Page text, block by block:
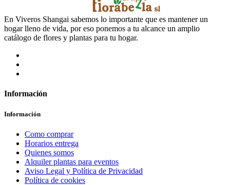
En Viveros Shangai sabemos lo importante que es mantener un
hogar lleno de vida, por eso ponemos a tu alcance un amplio
catálogo de flores y plantas para tu hogar.
Información
Información
Como comprar
Horarios entrega
Quienes somos
Alquiler plantas para eventos
Aviso Legal y Política de Privacidad
Política de cookies